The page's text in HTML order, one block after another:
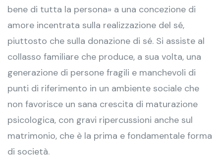
bene di tutta la persona» a una concezione di
amore incentrata sulla realizzazione del sé,
piuttosto che sulla donazione di sé. Si assiste al
collasso familiare che produce, a sua volta, una
generazione di persone fragili e manchevoli di
punti di riferimento in un ambiente sociale che
non favorisce un sana crescita di maturazione
psicologica, con gravi ripercussioni anche sul
matrimonio, che è la prima e fondamentale forma
di società.